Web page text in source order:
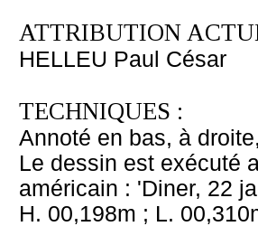
ATTRIBUTION
HELLEU Paul César
TECHNIQUES :
Annoté en bas, à
Le dessin est exécuté
américain : 'Diner, 22
H. 00,198m ; L.